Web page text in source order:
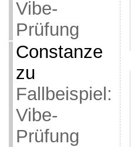
Vibe-
Prüfung
Constanze
zu
Fallbeispiel:
Vibe-
Prüfung